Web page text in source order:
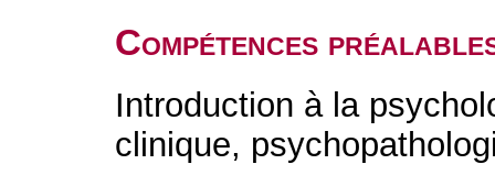
Compétences
Introduction à la
clinique,